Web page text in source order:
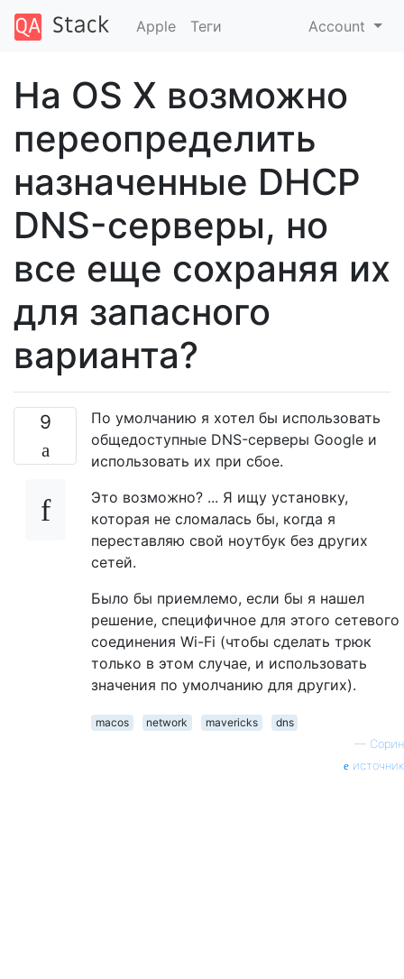
Apple Теги Account
На OS X возможно
переопределить
назначенные DHCP
DNS-серверы, но
все еще сохраняя их
для запасного
варианта?
9
По умолчанию я хотел бы использовать
общедоступные DNS-серверы Google и
использовать их при сбое.
Это возможно? ... Я ищу установку,
которая не сломалась бы, когда я
переставляю свой ноутбук без других
сетей.
Было бы приемлемо, если бы я нашел
решение, специфичное для этого сетевого
соединения Wi-Fi (чтобы сделать трюк
только в этом случае, и использовать
значения по умолчанию для других).
macos network mavericks
dns
— Сорин
источник